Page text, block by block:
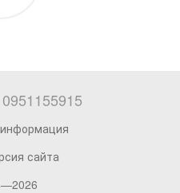
0951155915
сайта